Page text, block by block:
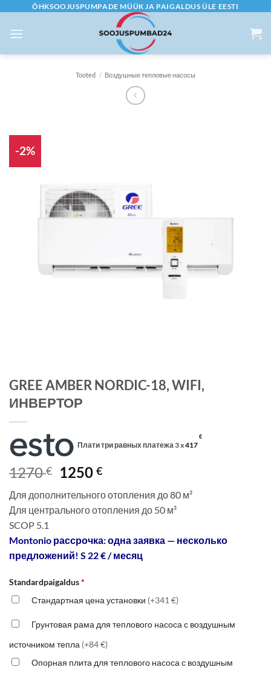
content
ÕHKSOOJUSPUMPADE MÜÜK JA PAIGALDUS ÜLE EESTI
Tooted / Воздушные тепловые насосы
-2%
GREE AMBER NORDIC-18, WIFI,
ИНВЕРТОР
Плати три равных платежа 3 x417
€
1270€
Первоначальная
составляла
1270 €.
1250€Текущая
1250 €.
Для дополнительного отопления до 80 м²
Для центрального отопления до 50 м²
SCOP 5.1
Montonio рассрочка: одна заявка — несколько
предложений! S 22 € / месяц
Standardpaigaldus*
Стандартная цена установки (+341 €)
Грунтовая рама для теплового насоса с воздушным
источником тепла (+84 €)
Опорная плита для теплового насоса с воздушным